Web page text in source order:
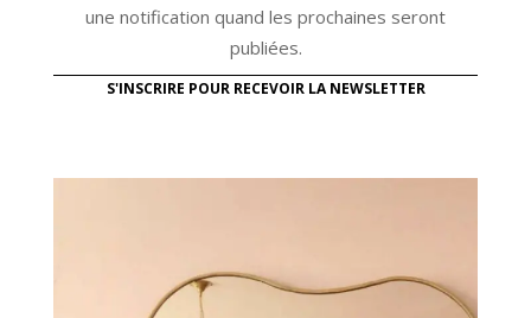
une notification quand les prochaines seront
publiées.
S'INSCRIRE POUR RECEVOIR LA NEWSLETTER